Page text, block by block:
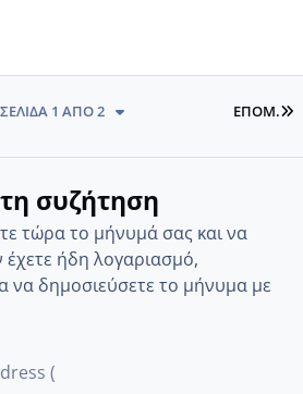
ΕΠΌΜ.
ΣΕΛΊΔΑ 1 ΑΠΌ 2
συζήτηση
τώρα το μήνυμά σας και να
έχετε ήδη λογαριασμό,
να δημοσιεύσετε το μήνυμα με